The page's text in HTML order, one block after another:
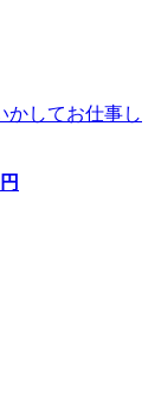
かしてお仕事し
円